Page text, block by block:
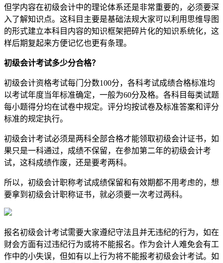
但学内容在初级会计中的理论体系还是非常重要的，必须要深
入了解知识点。这科目主要是基础法规大家可以利用思维导图
的形式建立本科目内容的知识框架把碎片化的知识系统化，这
样后期复起来方便记忆也更有条理。
初级会计考试多少分合格？
初级会计资格考试每门分数100分，各科考试成绩合格标准均
以考试年度当年标准确定，一般为60分及格。各科目每类试题
每小题得分均在试卷中规定。评分均按试卷及标准答案和评分
标准的规定执行。
初级会计考试必须是两科全部合格才能领取初级会计证书，如
果只是一科通过，成绩不保留，在参加第二年的初级会计考
试，这科成绩作废，还是要考两科。
所以，初级会计职称考试成绩保留和有效期都不用考虑的，想
要拿到初级会计职称证书，就必须要一次考过两科。
报名初级会计考试需要大家遵纪守法且并无违纪的行为，如在
财会方面有过违纪行为或将不能报名。作为会计人难免会有工
作中的小失误，但如有以上行为将不能报考初级会计考试。如